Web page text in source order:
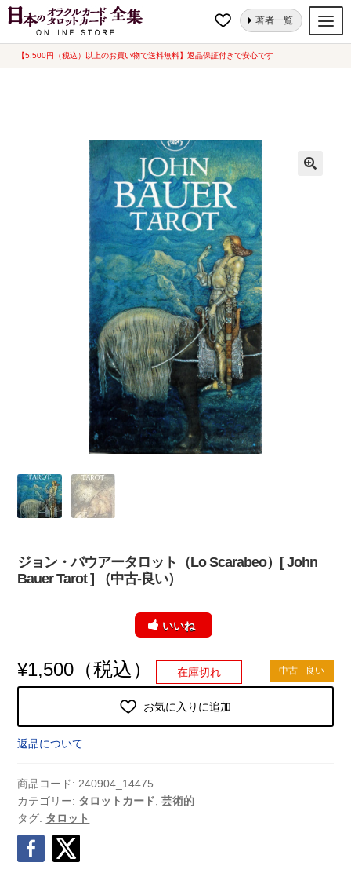
【5,500円（税込）以上のお買い物で送料無料】返品保証付きで安心です
ナ
コ
著者一覧
オラクルカード
カード関連グッズ
ホーム タロットカード 芸術的
ジョン・バウアータロット（Lo
Scarabeo）[ John Bauer Tarot ] （中古-良い）
ジョン・バウアータロット（Lo Scarabeo）[ John
Bauer Tarot ] （中古-良い）
いいね
中古 - 良い
¥1,500 （税込） 在庫切れ
お気に入りに追加
返品について
商品コード: 240904_14475
カテゴリー: タロットカード ,芸術的
タグ: タロット